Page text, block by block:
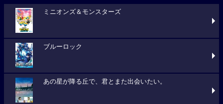
ミニオンズ＆モンスターズ
ブルーロック
あの星が降る丘で、君とまた出会いたい。